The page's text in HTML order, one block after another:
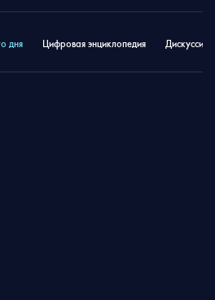
дня Цифровая энциклопедия